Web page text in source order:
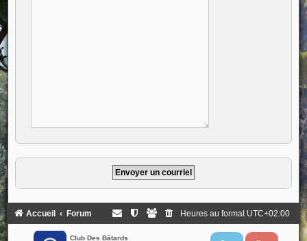
Accueil Forum Heures au format UTC+02:00
Club Des Bâtards